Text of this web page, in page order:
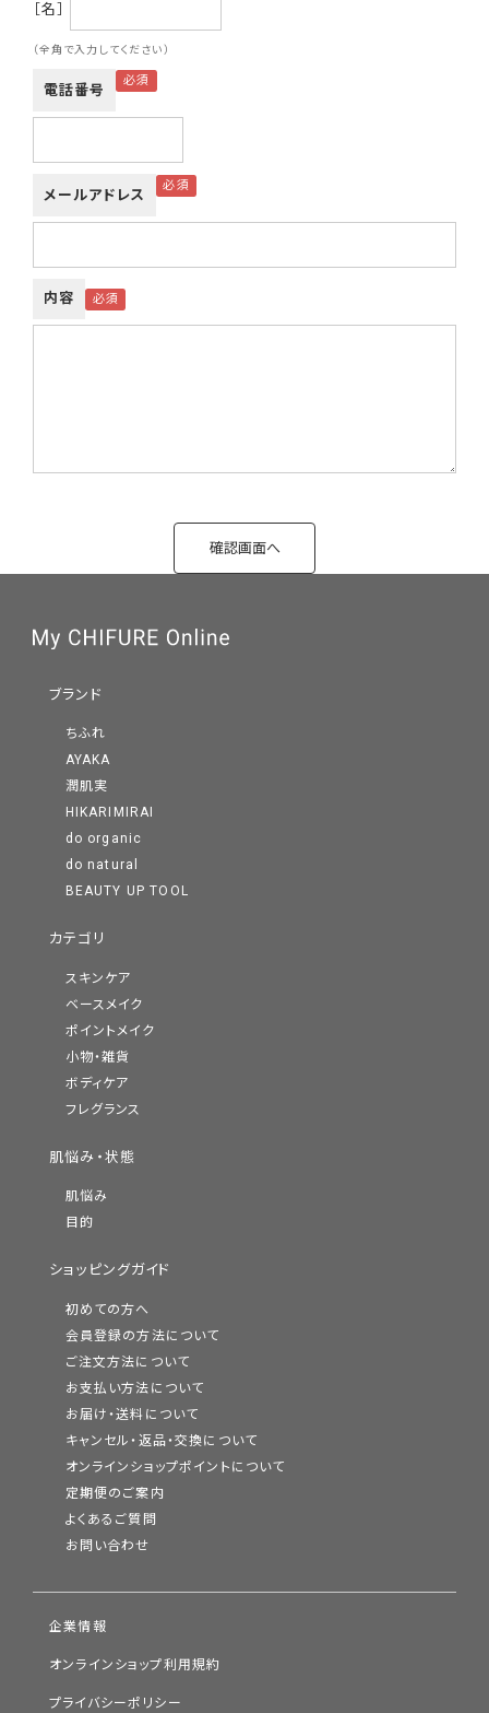
［名］
（全角で入力してください）
電話番号
メールアドレス
内容
ブランド
ちふれ
AYAKA
潤肌実
HIKARIMIRAI
do organic
do natural
BEAUTY UP TOOL
カテゴリ
スキンケア
ベースメイク
ポイントメイク
小物・雑貨
ボディケア
フレグランス
肌悩み・状態
肌悩み
目的
ショッピングガイド
初めての方へ
会員登録の方法について
ご注文方法について
お支払い方法について
お届け・送料について
キャンセル・返品・交換について
オンラインショップポイントについて
定期便のご案内
よくあるご質問
お問い合わせ
企業情報
オンラインショップ利用規約
プライバシーポリシー